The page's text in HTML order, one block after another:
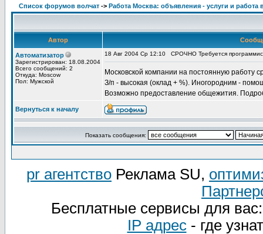
Список форумов волчат -> Работа Москва: объявления - услуги и работа
Автор
Автоматизатор
Зарегистрирован: 18.08.2004
Всего сообщений: 2
Откуда: Moscow
Пол: Мужской
18 Авг 2004 Ср 12:10 СРОЧНО Требуется
Московской компании на постоянную работу
З/п - высокая (оклад + %). Иногородним -
Возможно предоставление общежития.
Вернуться к началу
Показать сообщения:
pr агентство Реклама SU,
Бесплатные сервисы для
IP адрес- где